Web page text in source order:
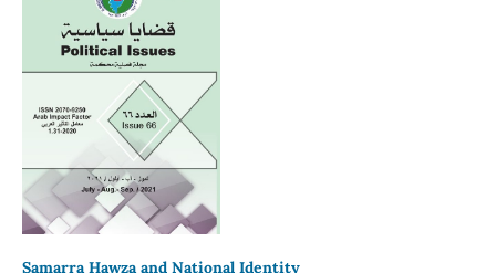
Samarra Hawza and National Identity